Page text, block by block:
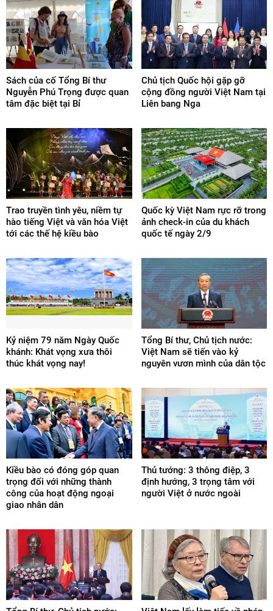
Sách của cố Tổng Bí thư
Nguyễn Phú Trọng được quan
tâm đặc biệt tại Bỉ
Chủ tịch Quốc hội gặp gỡ
cộng đồng người Việt Nam tại
Liên bang Nga
Trao truyền tình yêu, niềm tự
hào tiếng Việt và văn hóa Việt
tới các thế hệ kiều bào
Quốc kỳ Việt Nam rực rỡ trong
ảnh check-in của du khách
quốc tế ngày 2/9
Kỷ niệm 79 năm Ngày Quốc
khánh: Khát vọng xưa thôi
thúc khát vọng nay!
Tổng Bí thư, Chủ tịch nước:
Việt Nam sẽ tiến vào kỷ
nguyên vươn mình của dân tộc
Kiều bào có đóng góp quan
trọng đối với những thành
công của hoạt động ngoại
giao nhân dân
Thủ tướng: 3 thông điệp, 3
định hướng, 3 trọng tâm với
người Việt ở nước ngoài